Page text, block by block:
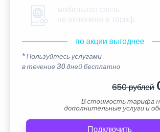
мобильная связь
не включена в тариф
по акции выгоднее
* Пользуйтесь услугами
в течение 30 дней бесплатно
650 рублей
В стоимость тарифа
дополнительные услуги и
Подключить